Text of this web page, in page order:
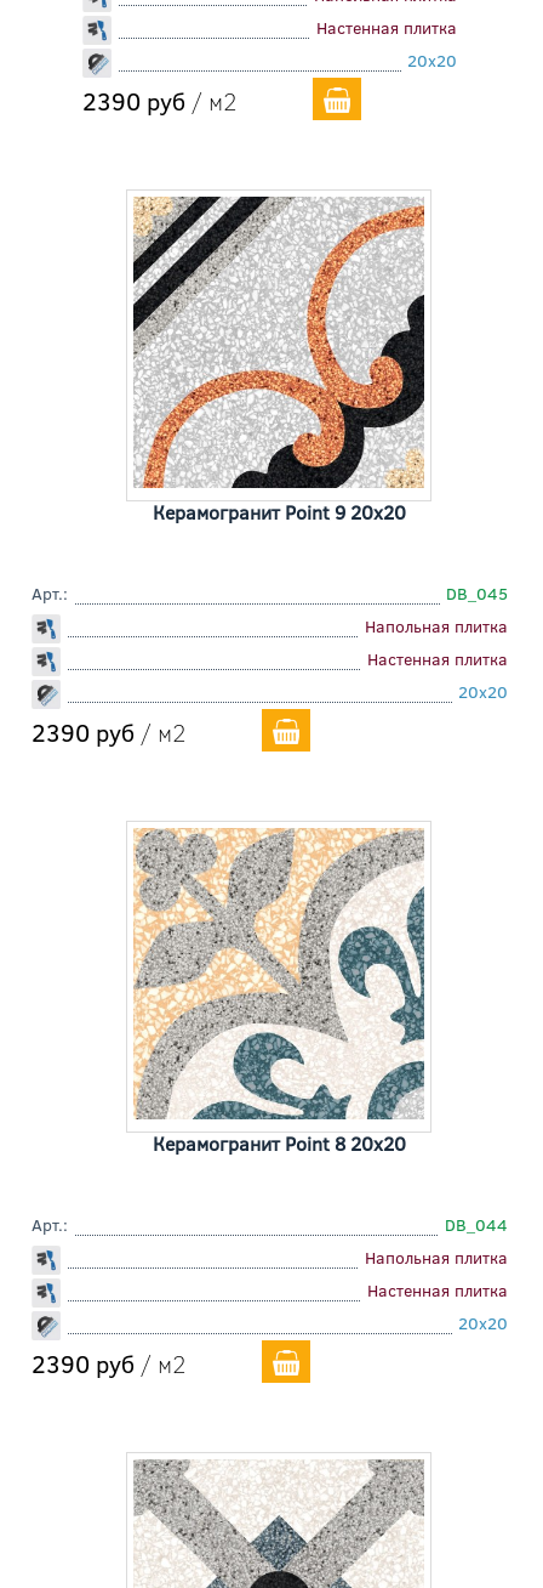
Настенная плитка
20x20
2390 руб / м2
Керамогранит Point 9 20x20
Арт.:
DB_045
Напольная плитка
Настенная плитка
20x20
2390 руб / м2
Керамогранит Point 8 20x20
Арт.:
DB_044
Напольная плитка
Настенная плитка
20x20
2390 руб / м2